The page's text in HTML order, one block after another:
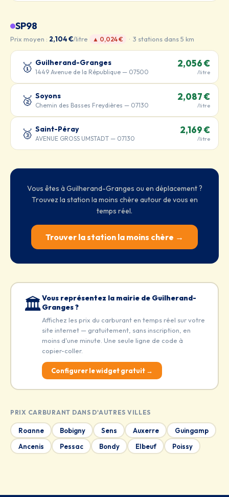
SP98
Prix moyen : 2,104 €/litre ▲ 0,024 € · 3 stations dans 5 km
🥇 Guilherand-Granges
1449 Avenue de la République — 07500
2,056 €
/litre
🥈 Soyons
Chemin des Basses Freydières — 07130
2,087 €
/litre
🥉 Saint-Péray
AVENUE GROSS UMSTADT — 07130
2,169 €
/litre
Vous êtes à Guilherand-Granges ou en déplacement ?
Trouvez la station la moins chère autour de vous en
temps réel.
Trouver la station la moins chère →
🏛️Vous représentez la mairie de Guilherand-
Granges ?
Affichez les prix du carburant en temps réel sur votre
site internet — gratuitement, sans inscription, en
moins d'une minute. Une seule ligne de code à
copier-coller.
Configurer le widget gratuit →
PRIX CARBURANT DANS D'AUTRES VILLES
Roanne Bobigny Sens Auxerre
Guingamp
Ancenis
Pessac Bondy Elbeuf Poissy